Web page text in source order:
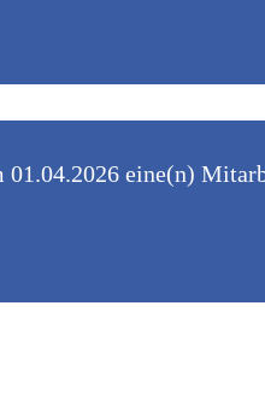
01.04.2026 eine(n)